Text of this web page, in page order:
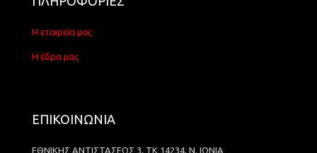
Η εταιρεία μας
Η έδρα μας
ΕΠΙΚΟΙΝΩΝΙΑ
ΕΘΝΙΚΗΣ ΑΝΤΙΣΤΑΣΕΩΣ 3, ΤΚ 14234, Ν. ΙΩΝΙΑ